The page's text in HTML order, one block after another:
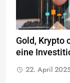
Gold, Krypto
eine
22. April